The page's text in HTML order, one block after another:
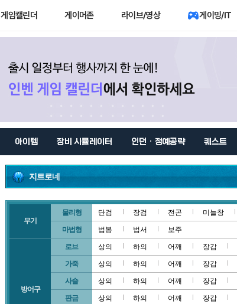
게임캘린더 게이머존 라이브/영상 게이밍/IT
아이템 장비 시뮬레이터 인던 · 정예공략 퀘스트
지트로네
무기
물리형 단검 장검 전곤 미늘창
마법형 법봉 법서 보주
방어구
로브 상의 하의 어깨 장갑
가죽 상의 하의 어깨 장갑
사슬 상의 하의 어깨 장갑
판금 상의 하의 어깨 장갑